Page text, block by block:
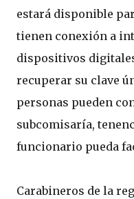
estará disponible
tienen conexión a
dispositivos
recuperar su clave
personas pueden
subcomisaría,
funcionario pueda
Carabineros de la